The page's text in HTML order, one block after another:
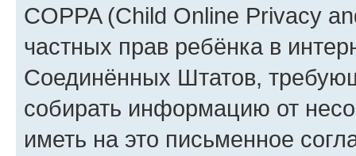
COPPA (Child Online Privacy
частных прав ребёнка в
Соединённых Штатов,
собирать информацию от
иметь на это письменное